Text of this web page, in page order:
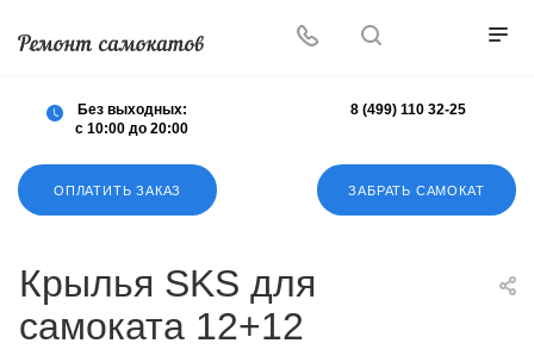
ОПЛАТИТЬ ЗАКАЗ ЗАБРАТЬ САМОКАТ
Без выходных:
с 10:00 до 20:00
8 (499) 110 32-25
Крылья SKS для
самоката 12+12